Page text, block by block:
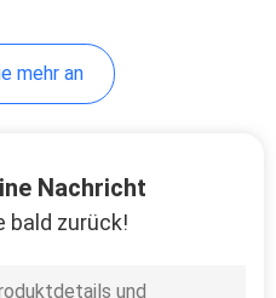
mehr an
Nachricht
bald zurück!